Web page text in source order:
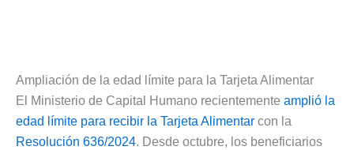
Ampliación de la edad límite para la Tarjeta Alimentar
El Ministerio de Capital Humano recientemente amplió la
edad límite para recibir la Tarjeta Alimentar con la
Resolución 636/2024. Desde octubre, los beneficiarios